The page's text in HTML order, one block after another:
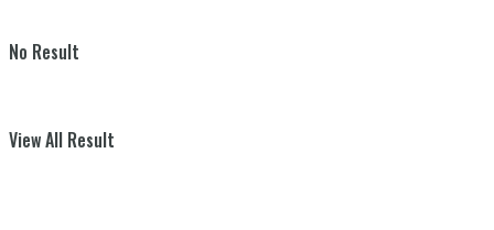
No Result
View All Result